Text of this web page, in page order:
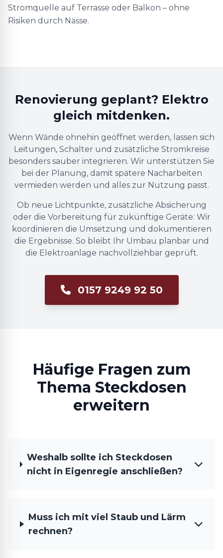
Stromquelle auf Terrasse oder Balkon – ohne
Risiken durch Nässe.
Renovierung geplant? Elektro
gleich mitdenken.
Wenn Wände ohnehin geöffnet werden, lassen sich
Leitungen, Schalter und zusätzliche Stromkreise
besonders sauber integrieren. Wir unterstützen Sie
bei der Planung, damit spätere Nacharbeiten
vermieden werden und alles zur Nutzung passt.
Ob neue Lichtpunkte, zusätzliche Absicherung
oder die Vorbereitung für zukünftige Geräte: Wir
koordinieren die Umsetzung und dokumentieren
die Ergebnisse. So bleibt Ihr Umbau planbar und
die Elektroanlage nachvollziehbar geprüft.
0157 9249 92 50
Häufige Fragen zum
Thema Steckdosen
erweitern
Weshalb sollte ich Steckdosen
nicht in Eigenregie anschließen?
Muss ich mit viel Staub und Lärm
rechnen?